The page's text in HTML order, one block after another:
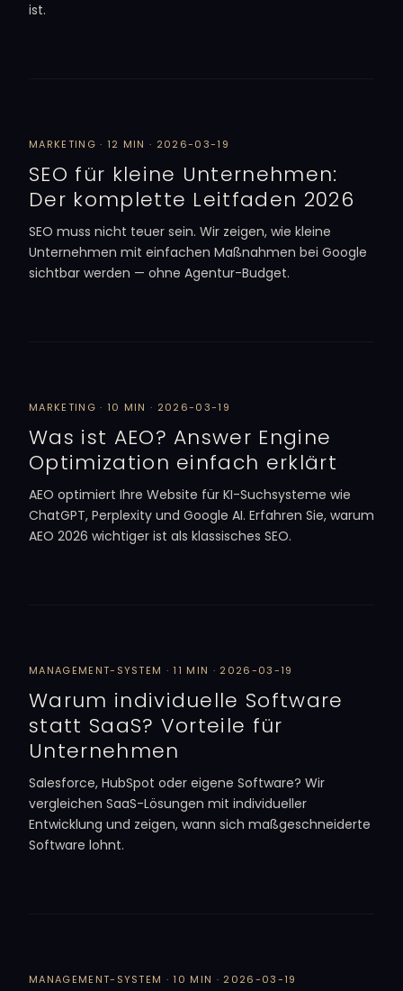
ist.
MARKETING · 12 MIN · 2026-03-19
SEO für kleine Unternehmen:
Der komplette Leitfaden 2026
SEO muss nicht teuer sein. Wir zeigen, wie kleine
Unternehmen mit einfachen Maßnahmen bei Google
sichtbar werden — ohne Agentur-Budget.
MARKETING · 10 MIN · 2026-03-19
Was ist AEO? Answer Engine
Optimization einfach erklärt
AEO optimiert Ihre Website für KI-Suchsysteme wie
ChatGPT, Perplexity und Google AI. Erfahren Sie, warum
AEO 2026 wichtiger ist als klassisches SEO.
MANAGEMENT-SYSTEM · 11 MIN · 2026-03-19
Warum individuelle Software
statt SaaS? Vorteile für
Unternehmen
Salesforce, HubSpot oder eigene Software? Wir
vergleichen SaaS-Lösungen mit individueller
Entwicklung und zeigen, wann sich maßgeschneiderte
Software lohnt.
MANAGEMENT-SYSTEM · 10 MIN · 2026-03-19